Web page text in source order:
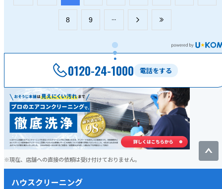
​8 ​9
電話をする
0120-24-1000
現在、店舗への直接の依頼は受け付けておりません。
ハウスクリーニング